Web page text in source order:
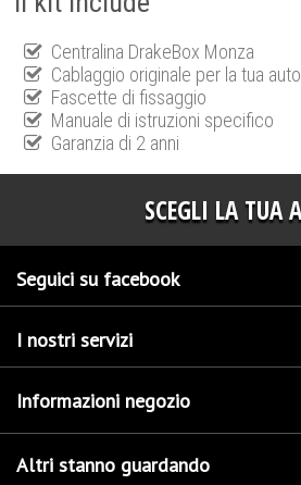
Centralina DrakeBox Monza
Cablaggio originale per la tua auto
Fascette di fissaggio
Manuale di istruzioni specifico
Garanzia di 2 anni
SCEGLI LA TUA
Seguici su facebook
I nostri servizi
Informazioni negozio
Altri stanno guardando